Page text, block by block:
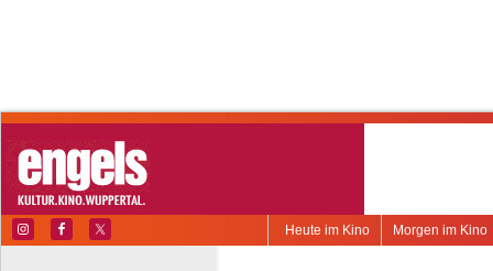
Morgen im Kino
Heute im Kino